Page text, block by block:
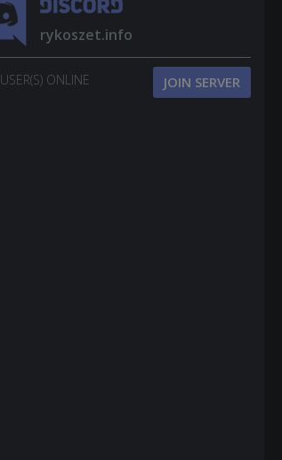
rykoszet.info
USER(S) ONLINE JOIN SERVER